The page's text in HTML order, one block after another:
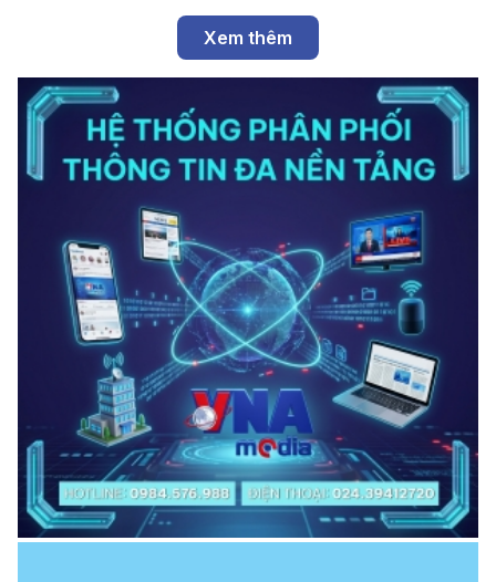
Xem thêm